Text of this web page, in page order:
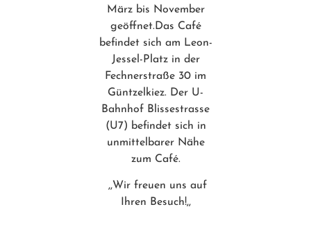
März bis November
geöffnet.Das Café
befindet sich am Leon-
Jessel-Platz in der
Fechnerstraße 30 im
Güntzelkiez. Der U-
Bahnhof Blissestrasse
(U7) befindet sich in
unmittelbarer Nähe
zum Café.
,,Wir freuen uns auf
Ihren Besuch!,,